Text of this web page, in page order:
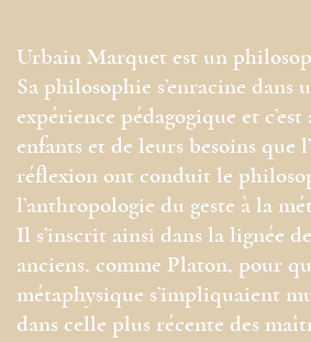
Urbain Marquet est un
Sa philosophie s’enracine dans
expérience pédagogique et
enfants et de leurs besoins que
réflexion ont conduit le
l’anthropologie du geste à la
Il s’inscrit ainsi dans la lignée
anciens, comme Platon, pour
métaphysique s’impliquaient
dans celle plus récente des